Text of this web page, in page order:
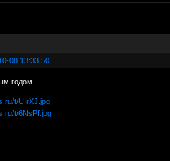
08 13:33:50
годом